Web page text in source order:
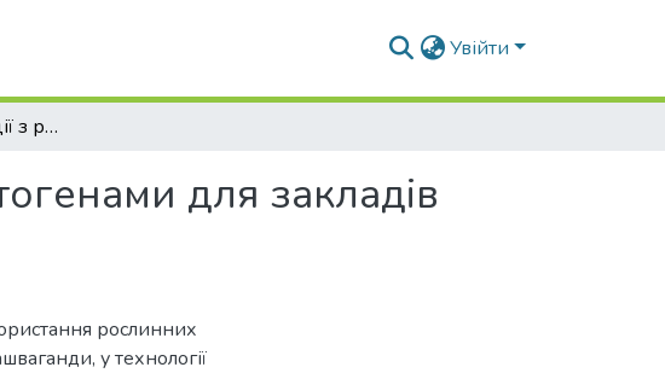
Увійти
Технологія продукції з рослинними адаптогенами для закладів ресторанного господарства
для закладів
рослинних
у технології